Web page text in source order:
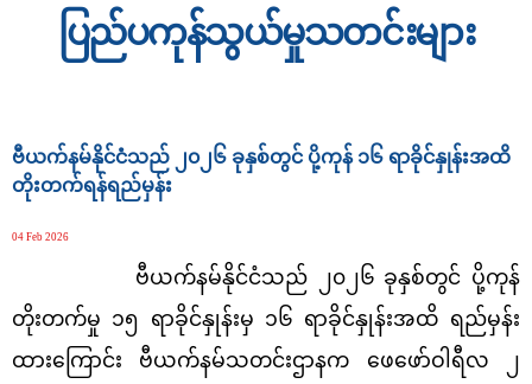
ပြည်ပကုန်သွယ်မှုသတင်းများ
ဗီယက်နမ်နိုင်ငံသည် ၂၀၂၆ ခုနှစ်တွင် ပို့ကုန် ၁၆ ရာခိုင်နှုန်းအထိ
တိုးတက်ရန်ရည်မှန်း
04 Feb 2026
ဗီယက်နမ်နိုင်ငံသည် ၂၀၂၆ ခုနှစ်တွင် ပို့ကုန်
တိုးတက်မှု ၁၅ ရာခိုင်နှုန်းမှ ၁၆ ရာခိုင်နှုန်းအထိ ရည်မှန်း
ထားကြောင်း ဗီယက်နမ်သတင်းဌာနက ဖေဖော်ဝါရီလ ၂